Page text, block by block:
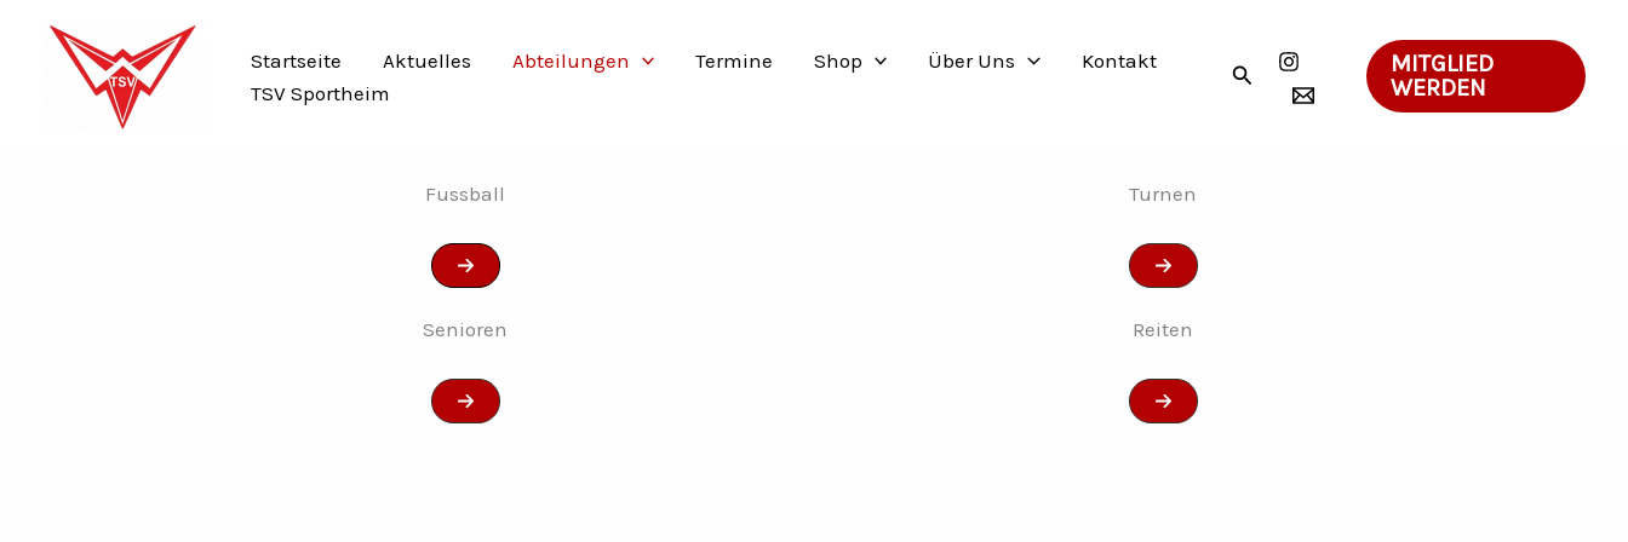
springen
Startseite Aktuelles Abteilungen Termine Shop Über Uns
Kontakt
TSV Sportheim
Suchen
MITGLIED
WERDEN
Fussball Turnen
Senioren Reiten